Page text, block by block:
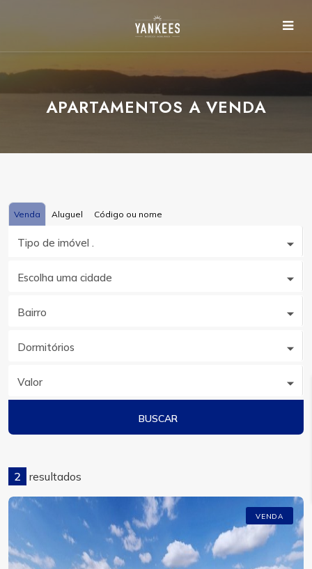
APARTAMENTOS A VENDA
Venda Aluguel Código ou nome
Tipo de imóvel .
Escolha uma cidade
Bairro
Dormitórios
Valor
BUSCAR
2 resultados
VENDA